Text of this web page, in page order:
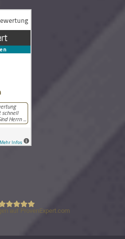
Schneider Immobilienbewertung
auf ProvenExpert.com